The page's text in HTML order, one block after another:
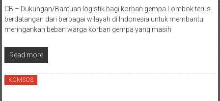
CB – Dukungan/Bantuan logistik bagi korban gempa Lombok terus
berdatangan dari berbagai wilayah di Indonesia untuk membantu
meringankan beban warga korban gempa yang masih
Read more
KOMSOS